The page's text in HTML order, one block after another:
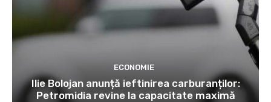
ECONOMIE
Ilie Bolojan anunță ieftinirea carburanților:
Petromidia revine la capacitate maximă